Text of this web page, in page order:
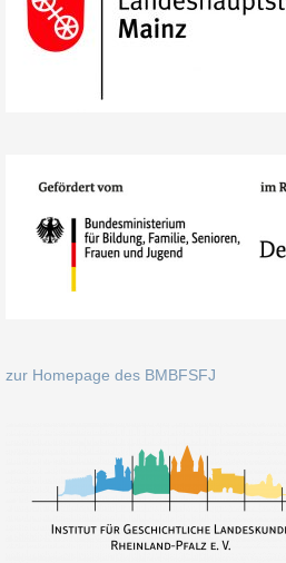
zur Homepage des BMBFSFJ